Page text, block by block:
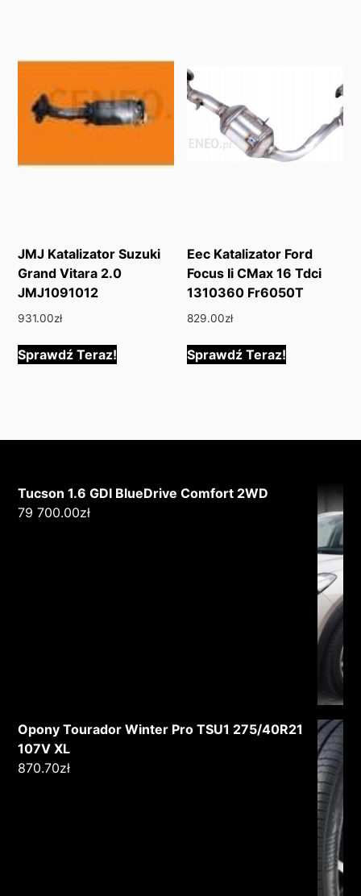
JMJ Katalizator Suzuki
Grand Vitara 2.0
JMJ1091012
931.00zł
Sprawdź Teraz!
Eec Katalizator Ford
Focus Ii CMax 16 Tdci
1310360 Fr6050T
829.00zł
Sprawdź Teraz!
Tucson 1.6 GDI BlueDrive Comfort 2WD
79 700.00zł
Opony Tourador Winter Pro TSU1 275/40R21
107V XL
870.70zł